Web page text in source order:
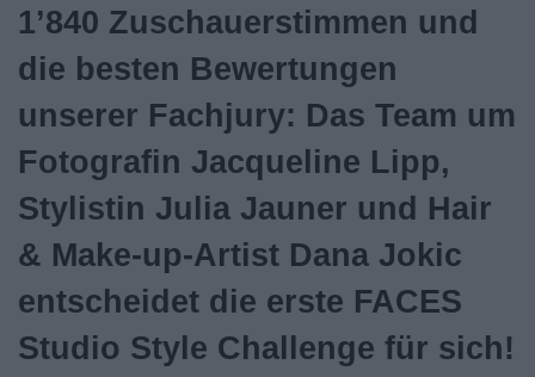
1’840 Zuschauerstimmen und
die besten Bewertungen
unserer Fachjury: Das Team um
Fotografin Jacqueline Lipp,
Stylistin Julia Jauner und Hair
& Make-up-Artist Dana Jokic
entscheidet die erste FACES
Studio Style Challenge für sich!